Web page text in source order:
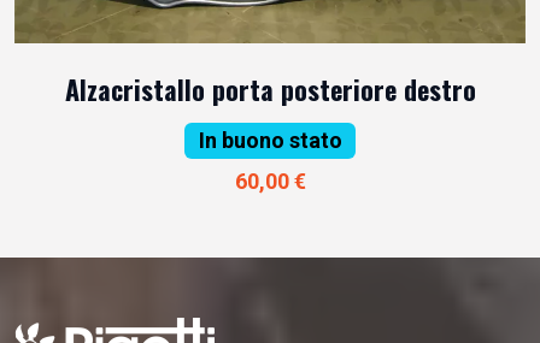
Alzacristallo porta posteriore destro
In buono stato
60,00 €